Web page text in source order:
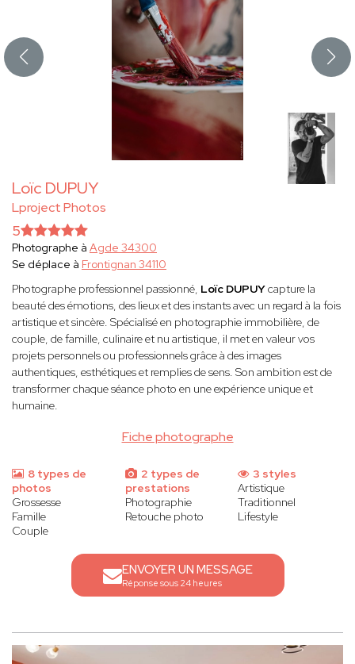
Loïc DUPUY
Lproject Photos
Fiche photographe
5
Photographe à Agde 34300
Se déplace à Frontignan 34110
Photographe professionnel passionné, Loïc DUPUYcapture la
beauté des émotions, des lieux et des instants avec un regard à la fois
artistique et sincère. Spécialisé en photographie immobilière, de
couple, de famille, culinaire et nu artistique, il met en valeur vos
projets personnels ou professionnels grâce à des images
authentiques, esthétiques et remplies de sens. Son ambition est de
transformer chaque séance photo en une expérience unique et
humaine.
8 types de
photos
Grossesse
Famille
Couple
2 types de
prestations
Photographie
Retouche photo
3 styles
Artistique
Traditionnel
Lifestyle
ENVOYER UN MESSAGE
Réponse sous 24 heures